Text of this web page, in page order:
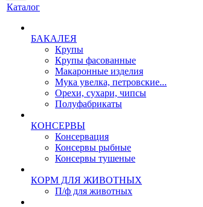
Каталог
БАКАЛЕЯ
Крупы
Крупы фасованные
Макаронные изделия
Мука увелка, петровские...
Орехи, сухари, чипсы
Полуфабрикаты
КОНСЕРВЫ
Консервация
Консервы рыбные
Консервы тушеные
КОРМ ДЛЯ ЖИВОТНЫХ
П/ф для животных